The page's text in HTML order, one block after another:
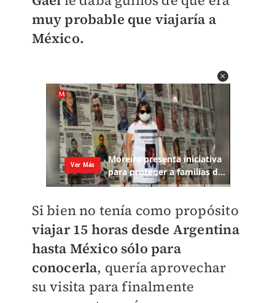
muy probable que viajaría a
México.
Si bien no tenía como propósito
viajar 15 horas desde Argentina
hasta México sólo para
conocerla, quería aprovechar
su visita para finalmente